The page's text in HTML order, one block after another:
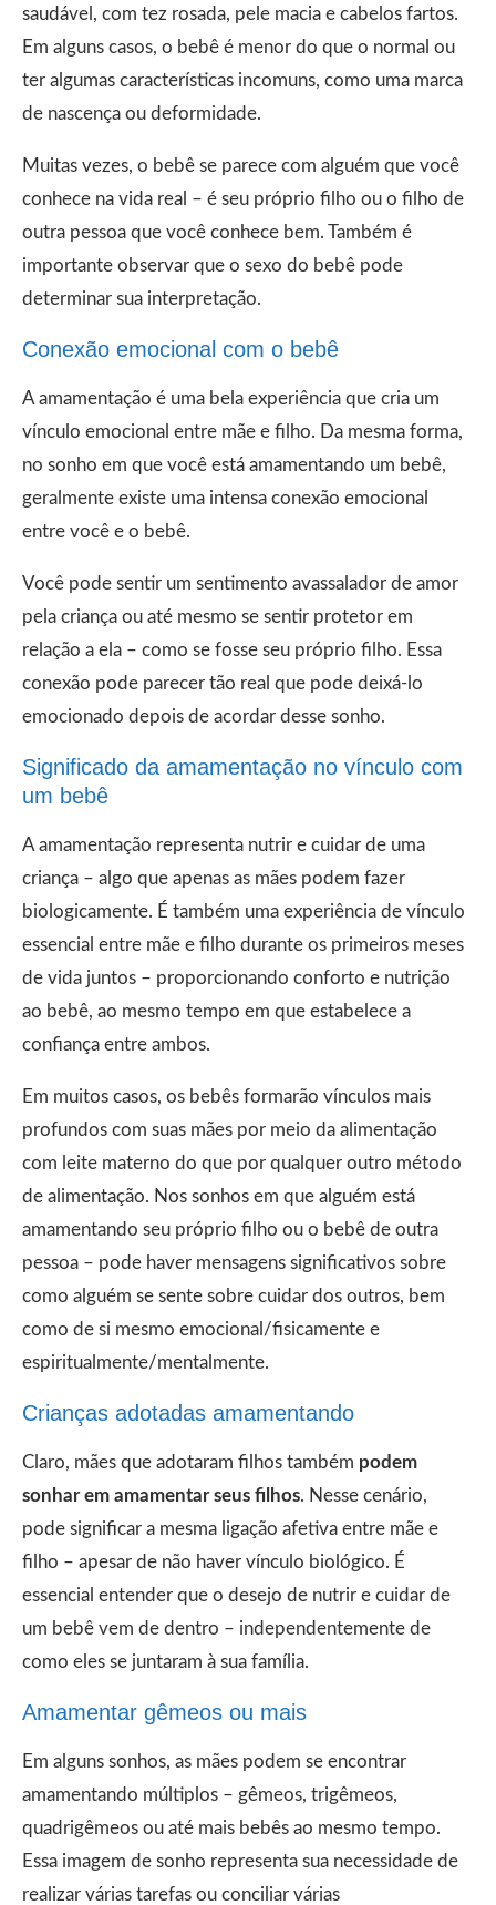
saudável, com tez rosada, pele macia e cabelos fartos.
Em alguns casos, o bebê é menor do que o normal ou
ter algumas características incomuns, como uma marca
de nascença ou deformidade.
Muitas vezes, o bebê se parece com alguém que você
conhece na vida real – é seu próprio filho ou o filho de
outra pessoa que você conhece bem. Também é
importante observar que o sexo do bebê pode
determinar sua interpretação.
Conexão emocional com o bebê
A amamentação é uma bela experiência que cria um
vínculo emocional entre mãe e filho. Da mesma forma,
no sonho em que você está amamentando um bebê,
geralmente existe uma intensa conexão emocional
entre você e o bebê.
Você pode sentir um sentimento avassalador de amor
pela criança ou até mesmo se sentir protetor em
relação a ela – como se fosse seu próprio filho. Essa
conexão pode parecer tão real que pode deixá-lo
emocionado depois de acordar desse sonho.
Significado da amamentação no vínculo com
um bebê
A amamentação representa nutrir e cuidar de uma
criança – algo que apenas as mães podem fazer
biologicamente. É também uma experiência de vínculo
essencial entre mãe e filho durante os primeiros meses
de vida juntos – proporcionando conforto e nutrição
ao bebê, ao mesmo tempo em que estabelece a
confiança entre ambos.
Em muitos casos, os bebês formarão vínculos mais
profundos com suas mães por meio da alimentação
com leite materno do que por qualquer outro método
de alimentação. Nos sonhos em que alguém está
amamentando seu próprio filho ou o bebê de outra
pessoa – pode haver mensagens significativos sobre
como alguém se sente sobre cuidar dos outros, bem
como de si mesmo emocional/fisicamente e
espiritualmente/mentalmente.
Crianças adotadas amamentando
Claro, mães que adotaram filhos também podem
sonhar em amamentar seus filhos. Nesse cenário,
pode significar a mesma ligação afetiva entre mãe e
filho – apesar de não haver vínculo biológico. É
essencial entender que o desejo de nutrir e cuidar de
um bebê vem de dentro – independentemente de
como eles se juntaram à sua família.
Amamentar gêmeos ou mais
Em alguns sonhos, as mães podem se encontrar
amamentando múltiplos – gêmeos, trigêmeos,
quadrigêmeos ou até mais bebês ao mesmo tempo.
Essa imagem de sonho representa sua necessidade de
realizar várias tarefas ou conciliar várias